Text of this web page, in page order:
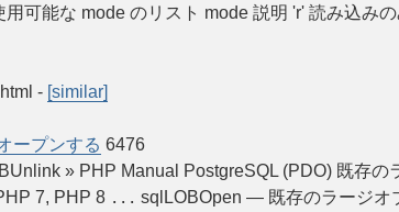
用可能な mode のリスト mode 説明 'r' 読み込み
- [similar]
ープンする 6476
» PHP Manual PostgreSQL (PDO) 既存の
7, PHP 8 ... sqlLOBOpen — 既存のラージオ